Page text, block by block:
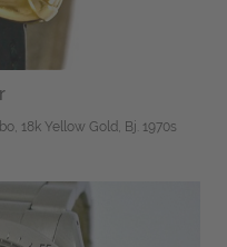
18k Yellow Gold, Bj. 1970s